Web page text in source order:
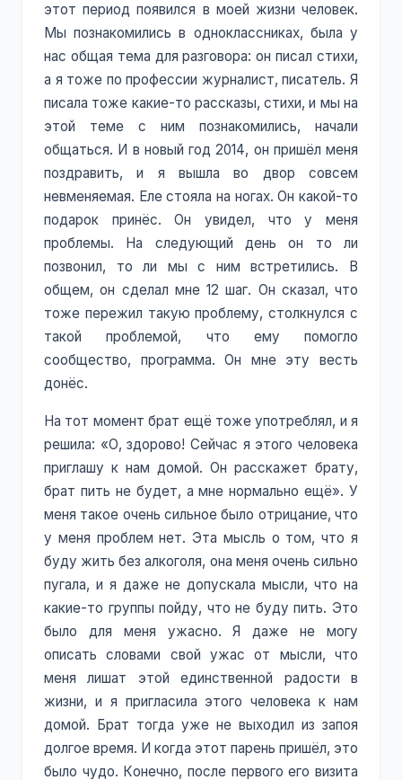
этот период появился в моей жизни человек.
Мы познакомились в одноклассниках, была у
нас общая тема для разговора: он писал стихи,
а я тоже по профессии журналист, писатель. Я
писала тоже какие-то рассказы, стихи, и мы на
этой теме с ним познакомились, начали
общаться. И в новый год 2014, он пришёл меня
поздравить, и я вышла во двор совсем
невменяемая. Еле стояла на ногах. Он какой-то
подарок принёс. Он увидел, что у меня
проблемы. На следующий день он то ли
позвонил, то ли мы с ним встретились. В
общем, он сделал мне 12 шаг. Он сказал, что
тоже пережил такую проблему, столкнулся с
такой проблемой, что ему помогло
сообщество, программа. Он мне эту весть
донёс.
На тот момент брат ещё тоже употреблял, и я
решила: «О, здорово! Сейчас я этого человека
приглашу к нам домой. Он расскажет брату,
брат пить не будет, а мне нормально ещё». У
меня такое очень сильное было отрицание, что
у меня проблем нет. Эта мысль о том, что я
буду жить без алкоголя, она меня очень сильно
пугала, и я даже не допускала мысли, что на
какие-то группы пойду, что не буду пить. Это
было для меня ужасно. Я даже не могу
описать словами свой ужас от мысли, что
меня лишат этой единственной радости в
жизни, и я пригласила этого человека к нам
домой. Брат тогда уже не выходил из запоя
долгое время. И когда этот парень пришёл, это
было чудо. Конечно, после первого его визита